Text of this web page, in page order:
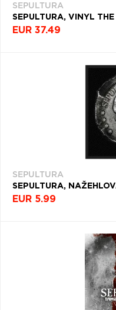
SEPULTURA
EUR 37.49
SEPULTURA
SEPULTURA,
EUR 5.99